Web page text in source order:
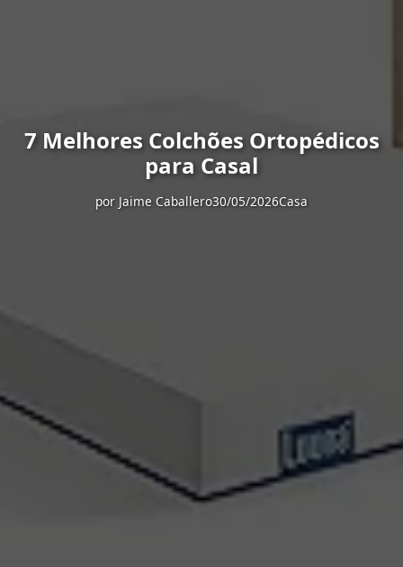
7 Melhores Colchões Ortopédicos
para Casal
por Jaime Caballero30/05/2026Casa